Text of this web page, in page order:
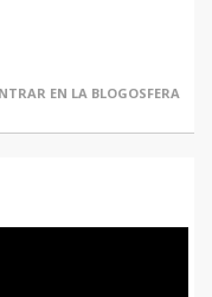
EN LA BLOGOSFERA